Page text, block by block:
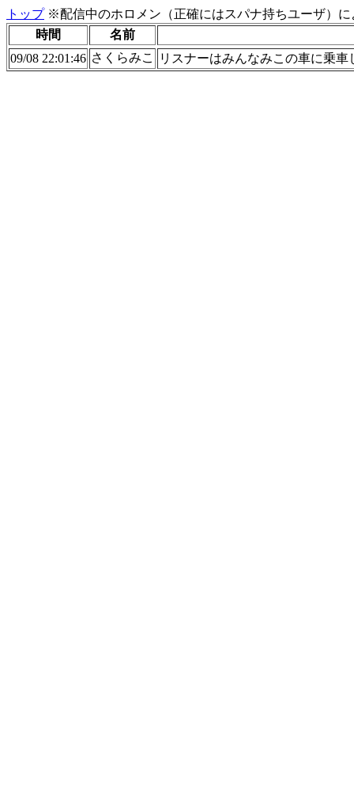
トップ※配信中のホロメン（正確にはスパナ持ちユーザ）
時間
名前
09/08 22:01:46 さくらみこ リスナーはみんなみこの車に乗車